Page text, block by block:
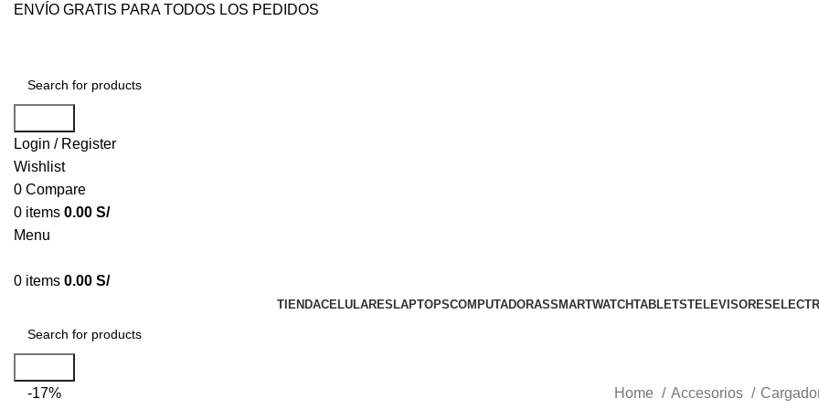
ENVÍO GRATIS PARA TODOS LOS PEDIDOS
Login / Register
Wishlist
0 Compare
0 items 0.00 S/
Menu
0 items 0.00 S/
TIENDACELULARES LAPTOPSCOMPUTADORASSMARTWATCHTABLETSTELEVISORES
-17%
Home Accesorios